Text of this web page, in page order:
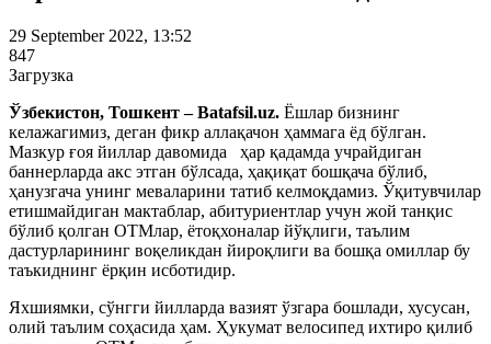
29 September 2022, 13:52
847
Загрузка
Ўзбекистон, Тошкент – Batafsil.uz. Ёшлар бизнинг
келажагимиз, деган фикр аллақачон ҳаммага ёд бўлган.
Мазкур ғоя йиллар давомида ҳар қадамда учрайдиган
баннерларда акс этган бўлсада, ҳақиқат бошқача бўлиб,
ҳанузгача унинг меваларини татиб келмоқдамиз. Ўқитувчилар
етишмайдиган мактаблар, абитуриентлар учун жой танқис
бўлиб қолган ОТМлар, ётоқхоналар йўқлиги, таълим
дастурларининг воқеликдан йироқлиги ва бошқа омиллар бу
таъкиднинг ёрқин исботидир.
Яхшиямки, сўнгги йилларда вазият ўзгара бошлади, хусусан,
олий таълим соҳасида ҳам. Ҳукумат велосипед ихтиро қилиб